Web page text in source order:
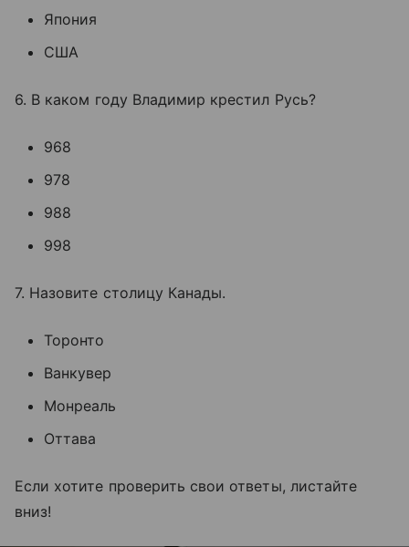
Япония
США
6. В каком году Владимир крестил Русь?
968
978
988
998
7. Назовите столицу Канады.
Торонто
Ванкувер
Монреаль
Оттава
Если хотите проверить свои ответы, листайте
вниз!